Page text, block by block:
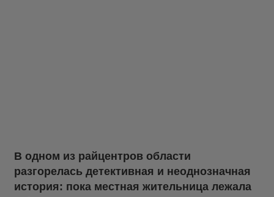
В одном из райцентров области
разгорелась детективная и неоднозначная
история: пока местная жительница лежала